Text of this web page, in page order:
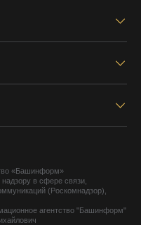
«Башинформ»
в сфере связи,
(Роскомнадзор),
агентство "Башинформ"